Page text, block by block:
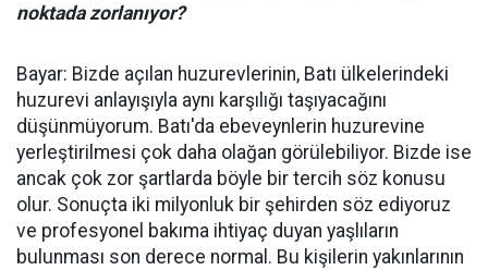
noktada zorlanıyor?
Bayar: Bizde açılan huzurevlerinin, Batı ülkelerindeki
huzurevi anlayışıyla aynı karşılığı taşıyacağını
düşünmüyorum. Batı'da ebeveynlerin huzurevine
yerleştirilmesi çok daha olağan görülebiliyor. Bizde ise
ancak çok zor şartlarda böyle bir tercih söz konusu
olur. Sonuçta iki milyonluk bir şehirden söz ediyoruz
ve profesyonel bakıma ihtiyaç duyan yaşlıların
bulunması son derece normal. Bu kişilerin yakınlarının